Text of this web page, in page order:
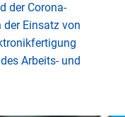
der Corona-
Einsatz von
Arbeits- und